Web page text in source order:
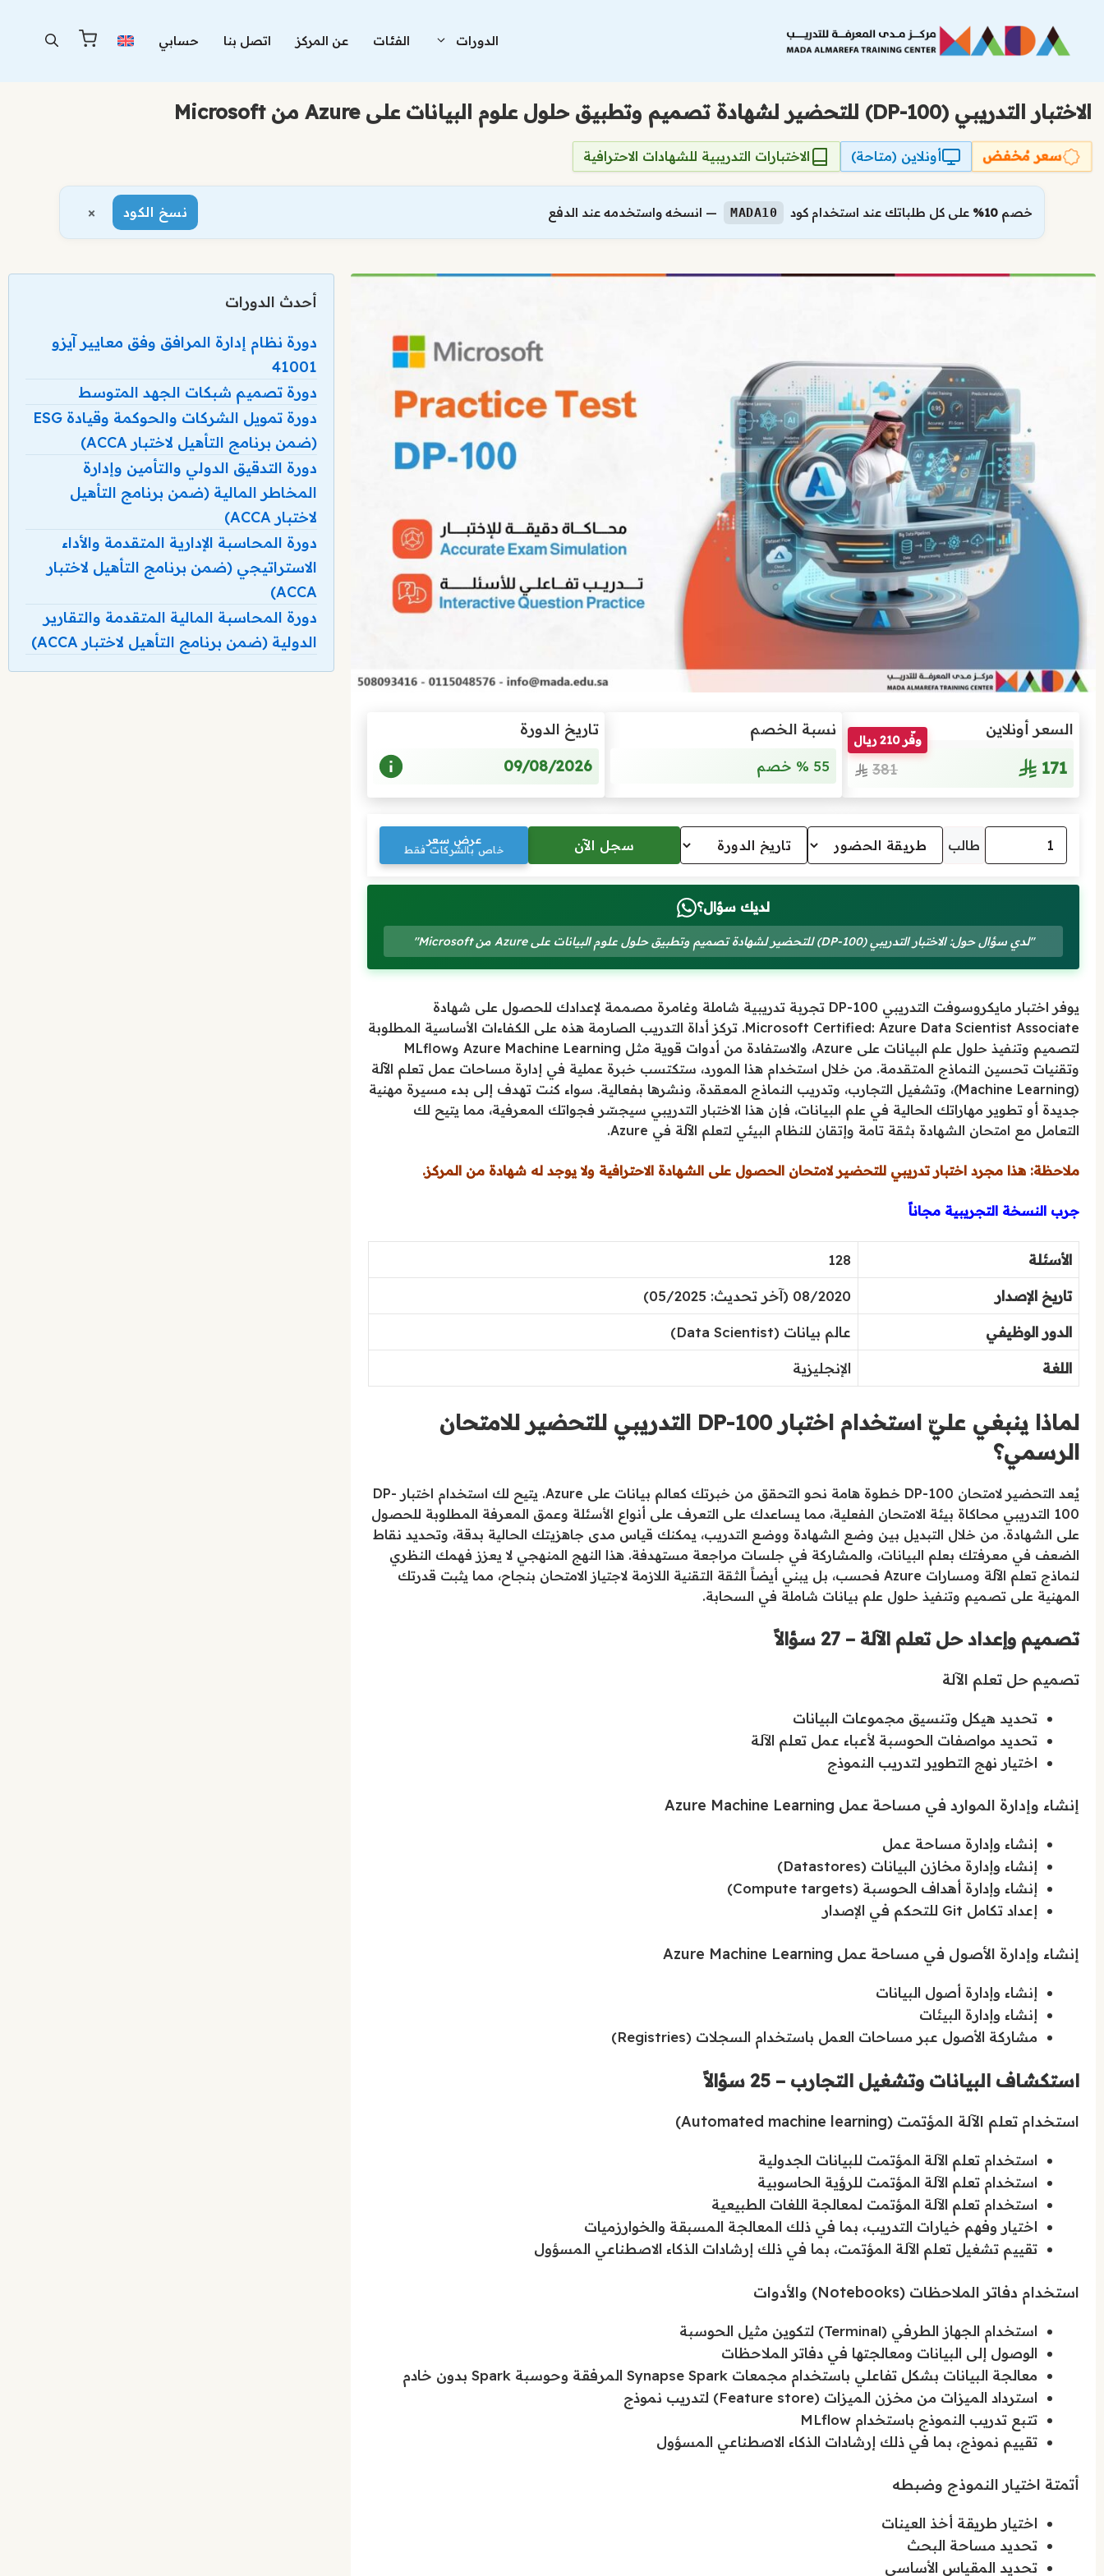
المحتوى
الدورات الفئات عن المركز اتصل بنا حسابي
الاختبار التدريبي (DP-100) للتحضير لشهادة تصميم وتطبيق حلول علوم البيانات على Azure من Microsoft
سعر مُخفض أونلاين (متاحة) الاختبارات التدريبية للشهادات الاحترافية
خصم 10% على كل طلباتك عند استخدام كود MADA10 — انسخه واستخدمه عند الدفع نسخ الكود ×
السعر أونلاين
171
وفّر 210 ريال
381
نسبة الخصم
55 % خصم
تاريخ الدورة
09/08/2026
طالب عرض سعر
خاص بالشركات فقط
لديك سؤال؟
"لدي سؤال حول: الاختبار التدريبي (DP-100) للتحضير لشهادة تصميم وتطبيق حلول علوم البيانات على Azure من Microsoft"
يوفر اختبار مايكروسوفت التدريبي DP-100 تجربة تدريبية شاملة وغامرة مصممة لإعدادك للحصول على شهادة
Microsoft Certified: Azure Data Scientist Associate. تركز أداة التدريب الصارمة هذه على الكفاءات الأساسية المطلوبة
لتصميم وتنفيذ حلول علم البيانات على Azure، والاستفادة من أدوات قوية مثل Azure Machine Learning وMLflow
وتقنيات تحسين النماذج المتقدمة. من خلال استخدام هذا المورد، ستكتسب خبرة عملية في إدارة مساحات عمل تعلم الآلة
(Machine Learning)، وتشغيل التجارب، وتدريب النماذج المعقدة، ونشرها بفعالية. سواء كنت تهدف إلى بدء مسيرة مهنية
جديدة أو تطوير مهاراتك الحالية في علم البيانات، فإن هذا الاختبار التدريبي سيجسّر فجواتك المعرفية، مما يتيح لك
التعامل مع امتحان الشهادة بثقة تامة وإتقان للنظام البيئي لتعلم الآلة في Azure.
ملاحظة: هذا مجرد اختبار تدريبي للتحضير لامتحان الحصول على الشهادة الاحترافية ولا يوجد له شهادة من المركز.
جرب النسخة التجريبية مجاناً
الأسئلة 128
تاريخ الإصدار 08/2020 (آخر تحديث: 05/2025)
الدور الوظيفي عالم بيانات (Data Scientist)
اللغة الإنجليزية
لماذا ينبغي عليّ استخدام اختبار DP-100 التدريبي للتحضير للامتحان
الرسمي؟
يُعد التحضير لامتحان DP-100 خطوة هامة نحو التحقق من خبرتك كعالم بيانات على Azure. يتيح لك استخدام اختبار DP-
100 التدريبي محاكاة بيئة الامتحان الفعلية، مما يساعدك على التعرف على أنواع الأسئلة وعمق المعرفة المطلوبة للحصول
على الشهادة. من خلال التبديل بين وضع الشهادة ووضع التدريب، يمكنك قياس مدى جاهزيتك الحالية بدقة، وتحديد نقاط
الضعف في معرفتك بعلم البيانات، والمشاركة في جلسات مراجعة مستهدفة. هذا النهج المنهجي لا يعزز فهمك النظري
لنماذج تعلم الآلة ومسارات Azure فحسب، بل يبني أيضاً الثقة التقنية اللازمة لاجتياز الامتحان بنجاح، مما يثبت قدرتك
المهنية على تصميم وتنفيذ حلول علم بيانات شاملة في السحابة.
تصميم وإعداد حل تعلم الآلة – 27 سؤالاً
تصميم حل تعلم الآلة
تحديد هيكل وتنسيق مجموعات البيانات
تحديد مواصفات الحوسبة لأعباء عمل تعلم الآلة
اختيار نهج التطوير لتدريب النموذج
إنشاء وإدارة الموارد في مساحة عمل Azure Machine Learning
إنشاء وإدارة مساحة عمل
إنشاء وإدارة مخازن البيانات (Datastores)
إنشاء وإدارة أهداف الحوسبة (Compute targets)
إعداد تكامل Git للتحكم في الإصدار
إنشاء وإدارة الأصول في مساحة عمل Azure Machine Learning
إنشاء وإدارة أصول البيانات
إنشاء وإدارة البيئات
مشاركة الأصول عبر مساحات العمل باستخدام السجلات (Registries)
استكشاف البيانات وتشغيل التجارب – 25 سؤالاً
استخدام تعلم الآلة المؤتمت (Automated machine learning)
استخدام تعلم الآلة المؤتمت للبيانات الجدولية
استخدام تعلم الآلة المؤتمت للرؤية الحاسوبية
استخدام تعلم الآلة المؤتمت لمعالجة اللغات الطبيعية
اختيار وفهم خيارات التدريب، بما في ذلك المعالجة المسبقة والخوارزميات
تقييم تشغيل تعلم الآلة المؤتمت، بما في ذلك إرشادات الذكاء الاصطناعي المسؤول
استخدام دفاتر الملاحظات (Notebooks) والأدوات
استخدام الجهاز الطرفي (Terminal) لتكوين مثيل الحوسبة
الوصول إلى البيانات ومعالجتها في دفاتر الملاحظات
معالجة البيانات بشكل تفاعلي باستخدام مجمعات Synapse Spark المرفقة وحوسبة Spark بدون خادم
استرداد الميزات من مخزن الميزات (Feature store) لتدريب نموذج
تتبع تدريب النموذج باستخدام MLflow
تقييم نموذج، بما في ذلك إرشادات الذكاء الاصطناعي المسؤول
أتمتة اختيار النموذج وضبطه
اختيار طريقة أخذ العينات
تحديد مساحة البحث
تحديد المقياس الأساسي
أحدث الدورات
دورة نظام إدارة المرافق وفق معايير آيزو
41001
دورة تصميم شبكات الجهد المتوسط
دورة تمويل الشركات والحوكمة وقيادة ESG
(ضمن برنامج التأهيل لاختبار ACCA)
دورة التدقيق الدولي والتأمين وإدارة
المخاطر المالية (ضمن برنامج التأهيل
لاختبار ACCA)
دورة المحاسبة الإدارية المتقدمة والأداء
الاستراتيجي (ضمن برنامج التأهيل لاختبار
ACCA)
دورة المحاسبة المالية المتقدمة والتقارير
الدولية (ضمن برنامج التأهيل لاختبار ACCA)